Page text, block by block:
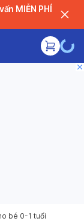
bé 0-1 tuổi